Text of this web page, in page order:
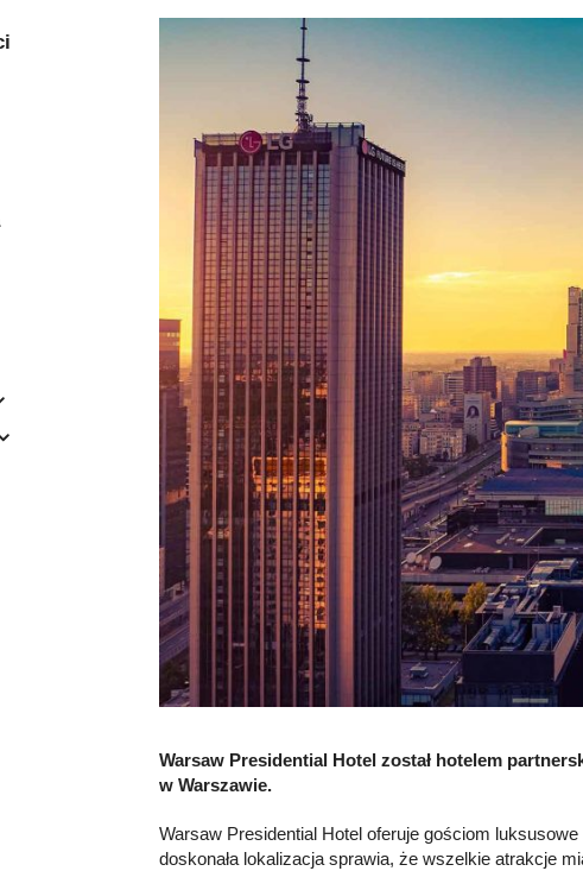
Warsaw Presidential Hotel został hotelem
w Warszawie.
Warsaw Presidential Hotel oferuje gościom
doskonała lokalizacja sprawia, że wszelkie atrakcje